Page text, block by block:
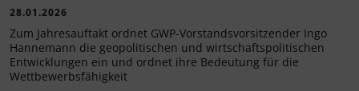
28.01.2026
Zum Jahresauftakt ordnet GWP-Vorstandsvorsitzender Ingo
Hannemann die geopolitischen und wirtschaftspolitischen
Entwicklungen ein und ordnet ihre Bedeutung für die
Wettbewerbsfähigkeit